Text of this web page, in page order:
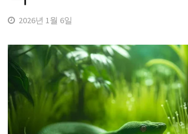
2026년 1월 6일